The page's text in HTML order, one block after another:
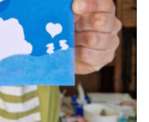
sur
la
page
du
produit